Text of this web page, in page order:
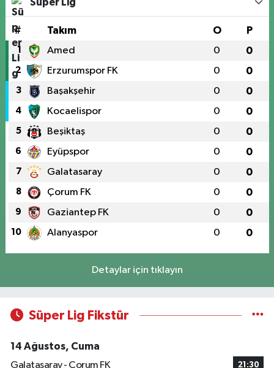
Süper Lig
# Takım O P
1 Amed 0 0
2 Erzurumspor FK 0 0
3 Başakşehir 0 0
4 Kocaelispor 0 0
5 Beşiktaş 0 0
6 Eyüpspor 0 0
7 Galatasaray 0 0
8 Çorum FK 0 0
9 Gaziantep FK 0 0
10 Alanyaspor 0 0
Detaylar için tıklayın
Süper Lig Fikstür
14 Ağustos, Cuma
Galatasaray - Çorum FK
21:30